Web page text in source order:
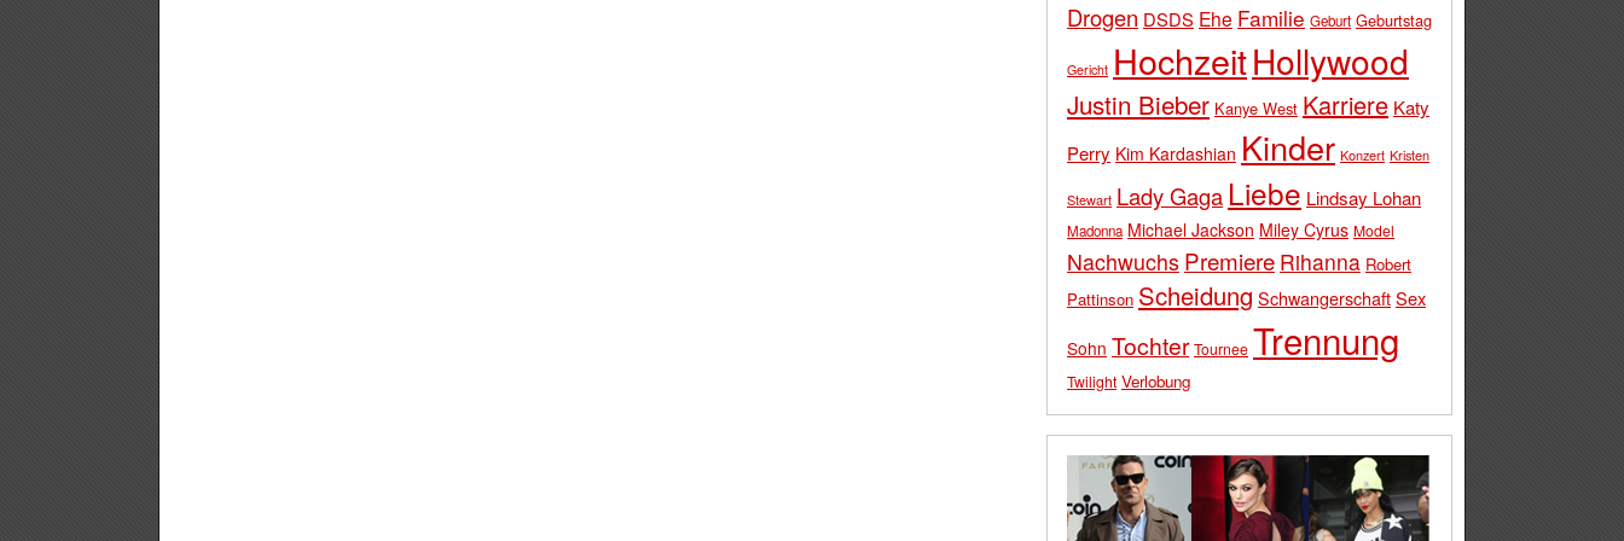
Drogen DSDS Ehe Familie Geburt Geburtstag
Gericht HochzeitHollywood
Justin Bieber Kanye West Karriere Katy
Perry Kim Kardashian Kinder Konzert Kristen
Stewart Lady Gaga Liebe Lindsay Lohan
Madonna Michael Jackson Miley Cyrus Model
Nachwuchs Premiere Rihanna Robert
Pattinson Scheidung SchwangerschaftSex
Sohn Tochter Tournee Trennung
Twilight Verlobung